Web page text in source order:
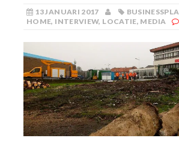
13 JANUARI 2017
HOME, INTERVIEW, LOCATIE, MEDIA